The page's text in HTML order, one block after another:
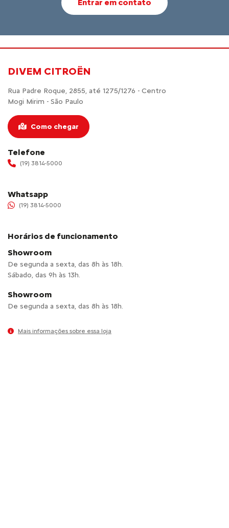
Entrar em contato
DIVEM CITROËN
Rua Padre Roque, 2855, até 1275/1276 - Centro
Mogi Mirim - São Paulo
Como chegar
Telefone
(19) 3814-5000
Whatsapp
(19) 3814-5000
Horários de funcionamento
Showroom
De segunda a sexta, das 8h às 18h.
Sábado, das 9h às 13h.
Showroom
De segunda a sexta, das 8h às 18h.
Mais informações sobre essa loja